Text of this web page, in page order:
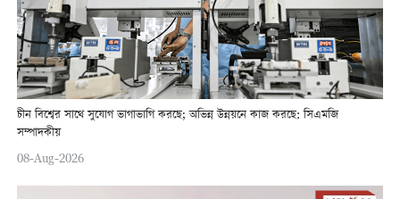
চীন বিশ্বের সাথে সুযোগ ভাগাভাগি করছে; অভিন্ন উন্নয়নে কাজ করছে: সিএমজি
সম্পাদকীয়
08-Aug-2026